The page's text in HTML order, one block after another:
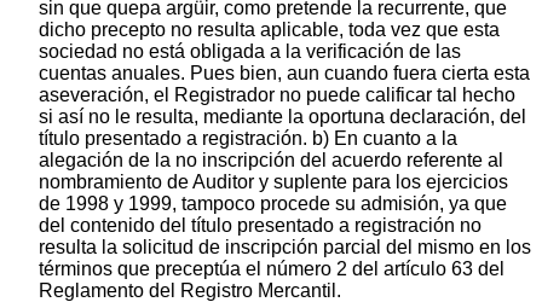
sin que quepa argüir, como pretende la recurrente, que
dicho precepto no resulta aplicable, toda vez que esta
sociedad no está obligada a la verificación de las
cuentas anuales. Pues bien, aun cuando fuera cierta esta
aseveración, el Registrador no puede calificar tal hecho
si así no le resulta, mediante la oportuna declaración, del
título presentado a registración. b) En cuanto a la
alegación de la no inscripción del acuerdo referente al
nombramiento de Auditor y suplente para los ejercicios
de 1998 y 1999, tampoco procede su admisión, ya que
del contenido del título presentado a registración no
resulta la solicitud de inscripción parcial del mismo en los
términos que preceptúa el número 2 del artículo 63 del
Reglamento del Registro Mercantil.